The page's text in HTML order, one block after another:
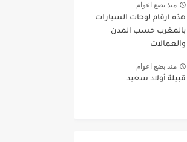
منذ بضع اعوام
هذه ارقام لوحات السيارات
بالمغرب حسب المدن
والعمالات
منذ بضع اعوام
قبيلة أولاد سعيد